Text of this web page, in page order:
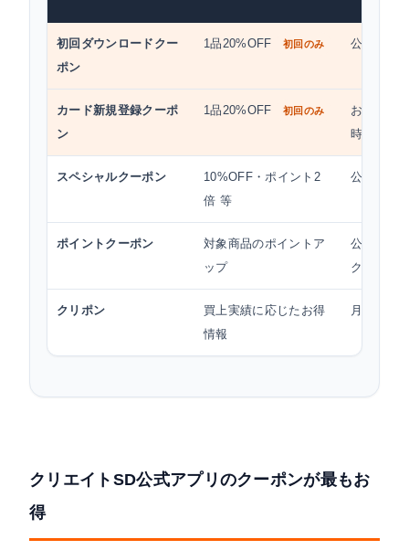
初回ダウンロードクー
ポン
1品20%OFF 初回のみ 公式アプ
カード新規登録クーポ
ン
1品20%OFF 初回のみ
おさいふ
時
スペシャルクーポン
10%OFF・ポイント2
倍 等
公式アプ
ポイントクーポン
対象商品のポイントア
ップ
公式アプ
ク）
クリポン
買上実績に応じたお得
情報
月末レシ
クリエイトSD公式アプリのクーポンが最もお
得